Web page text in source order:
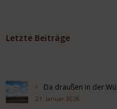
Letzte Beiträge
Da draußen in der
21. Januar 2026